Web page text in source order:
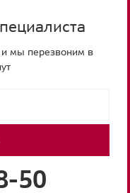
мы перезвоним в
50